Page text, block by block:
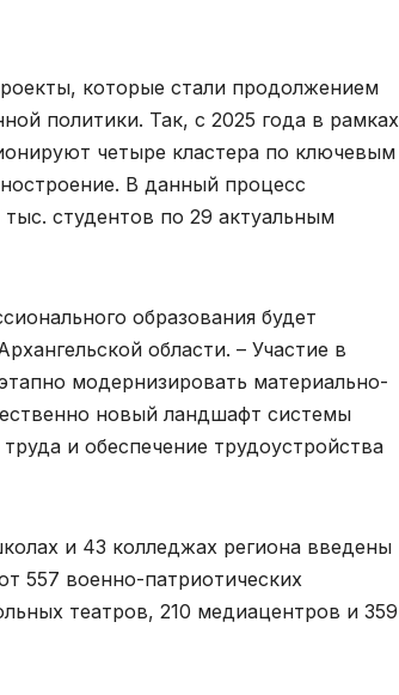
которые стали продолжением
политики. Так, с 2025 года в рамках
четыре кластера по ключевым
В данный процесс
студентов по 29 актуальным
образования будет
области. – Участие в
модернизировать материально-
новый ландшафт системы
и обеспечение трудоустройства
и 43 колледжах региона введены
557 военно-патриотических
театров, 210 медиацентров и 359